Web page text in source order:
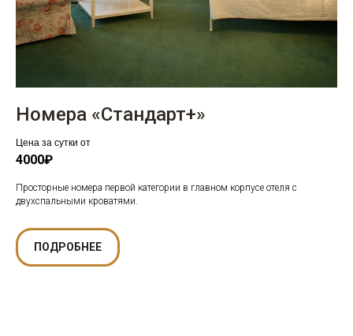
Номера «Стандарт+»
Цена за сутки от
4000₽
Просторные номера первой категории в главном корпусе отеля с
двухспальными кроватями.
ПОДРОБНЕЕ